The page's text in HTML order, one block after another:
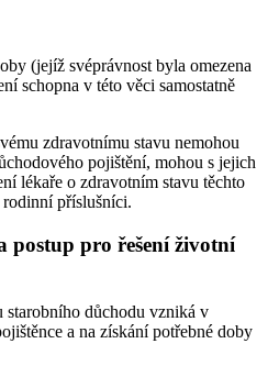
(jejíž svéprávnost byla omezena
schopna v této věci samostatně
zdravotnímu stavu nemohou
pojištění, mohou s jejich
lékaře o zdravotním stavu těchto
rodinní příslušníci.
postup pro řešení životní
důchodu vzniká v
a na získání potřebné doby